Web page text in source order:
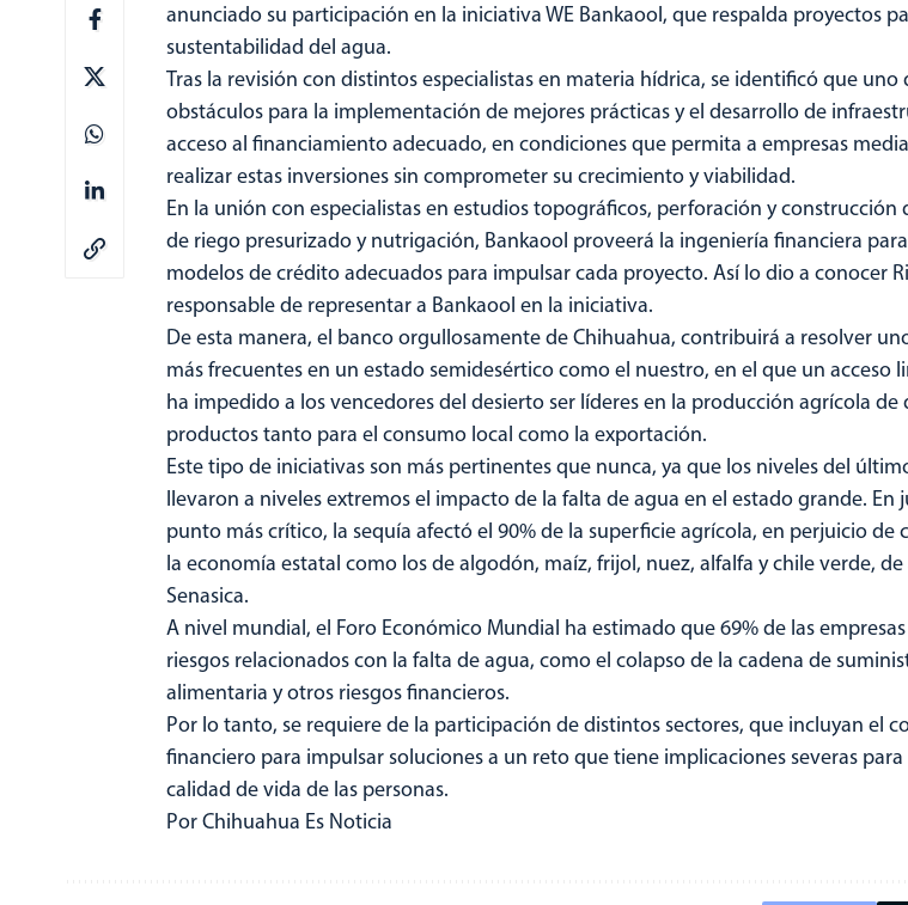
anunciado su participación en la iniciativa WE Bankaool, que respalda proyectos
sustentabilidad del agua.
Tras la revisión con distintos especialistas en materia hídrica, se identificó que uno
obstáculos para la implementación de mejores prácticas y el desarrollo de
acceso al financiamiento adecuado, en condiciones que permita a empresas
realizar estas inversiones sin comprometer su crecimiento y viabilidad.
En la unión con especialistas en estudios topográficos, perforación y construcción
de riego presurizado y nutrigación, Bankaool proveerá la ingeniería financiera
modelos de crédito adecuados para impulsar cada proyecto. Así lo dio a conocer
responsable de representar a Bankaool en la iniciativa.
De esta manera, el banco orgullosamente de Chihuahua, contribuirá a resolver
más frecuentes en un estado semidesértico como el nuestro, en el que un acceso
ha impedido a los vencedores del desierto ser líderes en la producción agrícola de
productos tanto para el consumo local como la exportación.
Este tipo de iniciativas son más pertinentes que nunca, ya que los niveles del
llevaron a niveles extremos el impacto de la falta de agua en el estado grande. En
punto más crítico, la sequía afectó el 90% de la superficie agrícola, en perjuicio de
la economía estatal como los de algodón, maíz, frijol, nuez, alfalfa y chile verde,
Senasica.
A nivel mundial, el Foro Económico Mundial ha estimado que 69% de las
riesgos relacionados con la falta de agua, como el colapso de la cadena de
alimentaria y otros riesgos financieros.
Por lo tanto, se requiere de la participación de distintos sectores, que incluyan el
financiero para impulsar soluciones a un reto que tiene implicaciones severas
calidad de vida de las personas.
Por Chihuahua Es Noticia